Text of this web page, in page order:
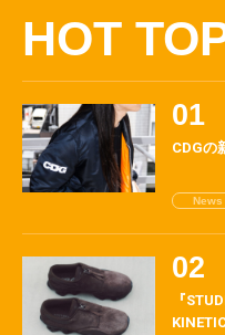
HOT
CDGの
News
『